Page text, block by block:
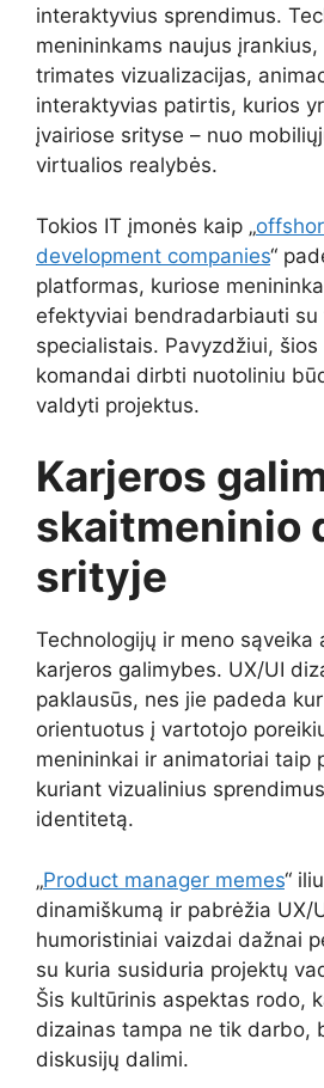
interaktyvius sprendimus.
menininkams naujus
trimates vizualizacijas,
interaktyvias patirtis, kurios
įvairiose srityse – nuo
virtualios realybės.
Tokios IT įmonės kaip „
development companies“
platformas, kuriose
efektyviai bendradarbiauti su
specialistais. Pavyzdžiui,
komandai dirbti nuotoliniu
valdyti projektus.
Karjeros
skaitmeninio
srityje
Technologijų ir meno sąveika
karjeros galimybes. UX/UI
paklausūs, nes jie padeda
orientuotus į vartotojo
menininkai ir animatoriai taip
kuriant vizualinius
identitetą.
„Product manager memes“
dinamiškumą ir pabrėžia UX/
humoristiniai vaizdai dažnai
su kuria susiduria projektų
Šis kultūrinis aspektas rodo,
dizainas tampa ne tik darbo,
diskusijų dalimi.